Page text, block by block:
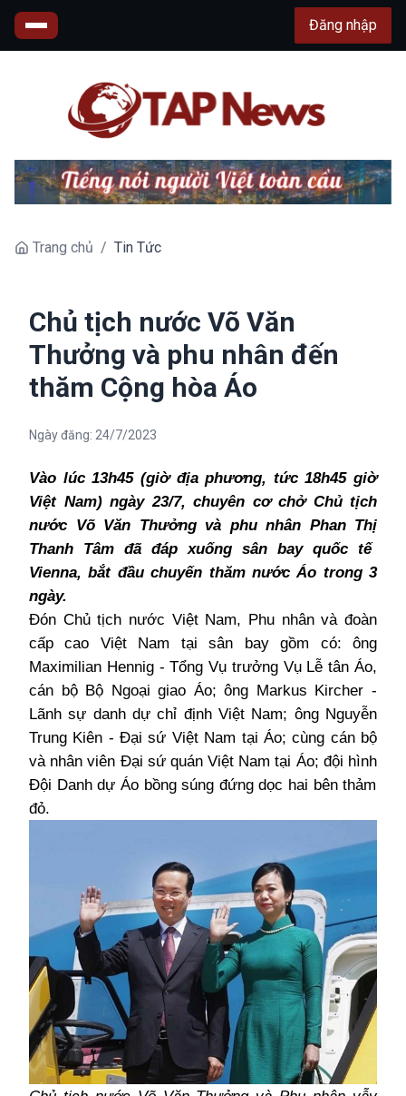
Đăng nhập
Trang chủ / Tin Tức
Chủ tịch nước Võ Văn
Thưởng và phu nhân đến
thăm Cộng hòa Áo
Ngày đăng: 24/7/2023
Vào lúc 13h45 (giờ địa phương, tức 18h45 giờ
Việt Nam)ngày 23/7, chuyên cơ chở Chủ tịch
nước Võ Văn Thưởng và phu nhân Phan Thị
Thanh Tâm đã đáp xuống sân bay quốc tế
Vienna, bắt đầu chuyến thăm nước Áo trong 3
ngày.
Đón Chủ tịch nước Việt Nam, Phu nhân và đoàn
cấp cao Việt Nam tại sân bay gồm có: ông
Maximilian Hennig - Tổng Vụ trưởng Vụ Lễ tân Áo,
cán bộ Bộ Ngoại giao Áo; ông Markus Kircher -
Lãnh sự danh dự chỉ định Việt Nam; ông Nguyễn
Trung Kiên - Đại sứ Việt Nam tại Áo; cùng cán bộ
và nhân viên Đại sứ quán Việt Nam tại Áo; đội hình
Đội Danh dự Áo bồng súng đứng dọc hai bên thảm
đỏ.